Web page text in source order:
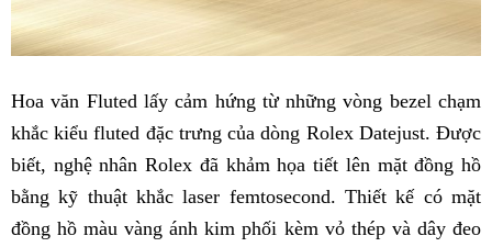
Hoa văn Fluted lấy cảm hứng từ những vòng bezel chạm
khắc kiểu fluted đặc trưng của dòng Rolex Datejust. Được
biết, nghệ nhân Rolex đã khảm họa tiết lên mặt đồng hồ
bằng kỹ thuật khắc laser femtosecond. Thiết kế có mặt
đồng hồ màu vàng ánh kim phối kèm vỏ thép và dây đeo